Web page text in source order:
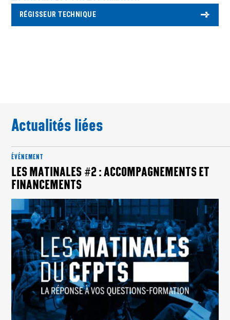
RÉGISSEUR TECHNIQUE
Actualités liées
ÉVÉNEMENT
LES MATINALES #2 : ACCOMPAGNEMENTS ET
FINANCEMENTS